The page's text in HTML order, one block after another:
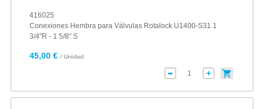
416025
Conexiones Hembra para Válvulas Rotalock U1400-S31 1
3/4"R - 1 5/8" S
45,00 € / Unidad